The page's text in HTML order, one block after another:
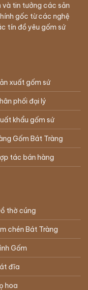
và tin tưởng các sản
gốc từ các nghệ
tín đồ yêu gốm sứ
xuất gốm sứ
phối đại lý
khẩu gốm sứ
Gốm Bát Tràng
tác bán hàng
thờ cúng
chén Bát Tràng
Gốm
đĩa
hoa